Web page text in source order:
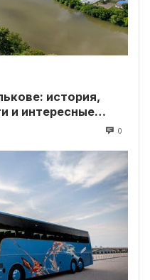
история,
и интересные
0